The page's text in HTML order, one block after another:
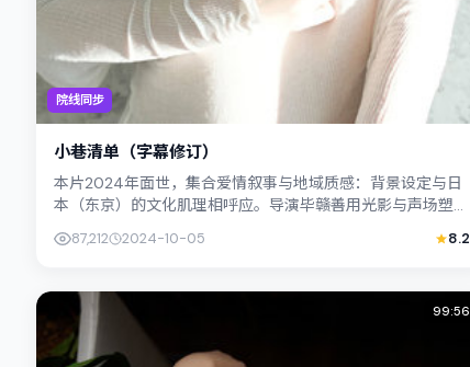
院线同步
小巷清单（字幕修订）
本片2024年面世，集合爱情叙事与地域质感：背景设定与日
本（东京）的文化肌理相呼应。导演毕赣善用光影与声场塑造
87,212 2024-10-05 8.2
99:56